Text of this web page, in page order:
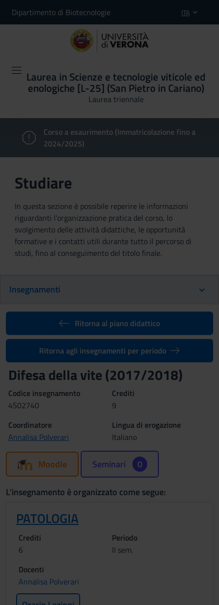
Dipartimento di Biotecnologie ITA
Laurea in Scienze e tecnologie viticole ed
enologiche [L-25] (San Pietro in Cariano)
Laurea triennale
Corso a esaurimento (Immatricolazione fino a
2024/2025)
Studiare
In questa sezione è possibile reperire le informazioni
riguardanti l'organizzazione pratica del corso, lo
svolgimento delle attività didattiche, le opportunità
formative e i contatti utili durante tutto il percorso di
studi, fino al conseguimento del titolo finale.
Insegnamenti
Ritorna al piano didattico
Ritorna agli insegnamenti per periodo
Difesa della vite (2017/2018)
Codice insegnamento
4S02740
Crediti
9
Coordinatore
Annalisa Polverari
Lingua di erogazione
Italiano
Moodle Seminari 0
L'insegnamento è organizzato come segue:
PATOLOGIA
Crediti
6
Periodo
II sem.
Docenti
Annalisa Polverari